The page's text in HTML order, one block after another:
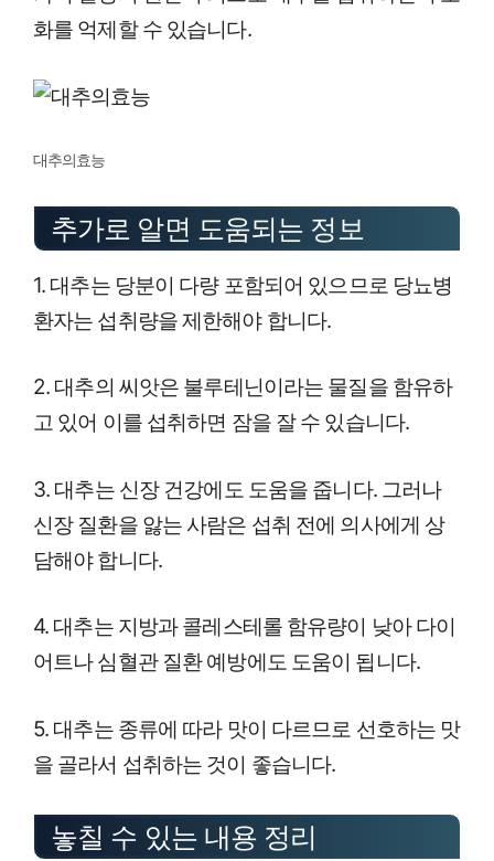
화를 억제할 수 있습니다.
대추의효능
추가로 알면 도움되는 정보
1. 대추는 당분이 다량 포함되어 있으므로 당뇨병
환자는 섭취량을 제한해야 합니다.
2. 대추의 씨앗은 불루테닌이라는 물질을 함유하
고 있어 이를 섭취하면 잠을 잘 수 있습니다.
3. 대추는 신장 건강에도 도움을 줍니다. 그러나
신장 질환을 앓는 사람은 섭취 전에 의사에게 상
담해야 합니다.
4. 대추는 지방과 콜레스테롤 함유량이 낮아 다이
어트나 심혈관 질환 예방에도 도움이 됩니다.
5. 대추는 종류에 따라 맛이 다르므로 선호하는 맛
을 골라서 섭취하는 것이 좋습니다.
놓칠 수 있는 내용 정리